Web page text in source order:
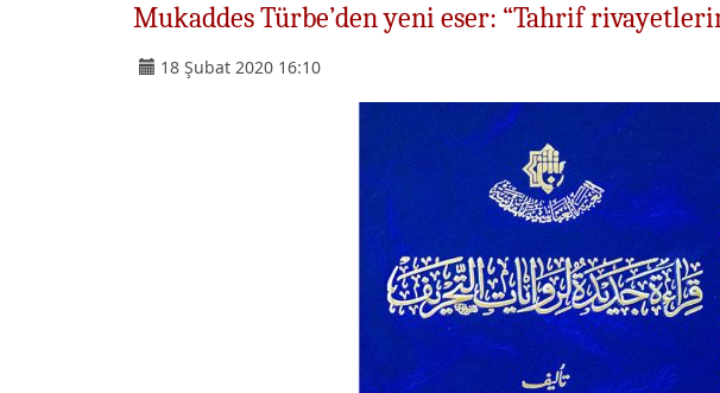
Mukaddes Türbe’den yeni eser: “Tahrif
18 Şubat 2020 16:10